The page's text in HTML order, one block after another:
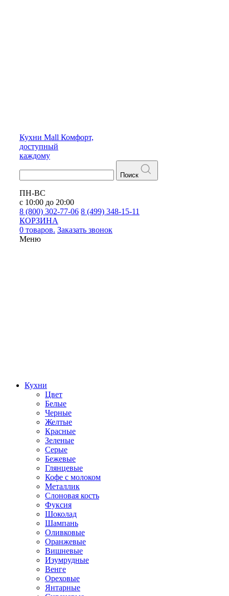
Кухни Mall Комфорт,
доступный
каждому
Поиск
ПН-ВС
с 10:00 до 20:00
8 (800) 302-77-06 8 (499) 348-15-11
КОРЗИНА
0 товаров. Заказать звонок
Меню
Кухни
Цвет
Белые
Черные
Желтые
Красные
Зеленые
Серые
Бежевые
Глянцевые
Кофе с молоком
Металлик
Слоновая кость
Фуксия
Шоколад
Шампань
Оливковые
Оранжевые
Вишневые
Изумрудные
Венге
Ореховые
Янтарные